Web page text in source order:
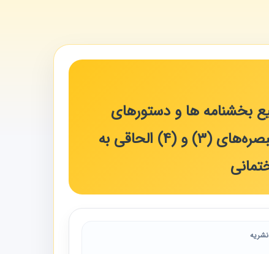
و تجمیع بخشنامه ها و دستورهای
اداری بیمه اجتماعی کارگران ساختمانی با موضوع آئین نامه اجرایی تبصره‌های (3) و (4) الحاقی به